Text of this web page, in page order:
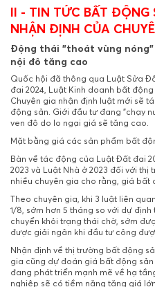
II - TIN TỨC BẤT ĐỘNG
NHẬN ĐỊNH CỦA
Động thái "thoát vùng
nội đô tăng cao
Quốc hội đã thông qua Luật Sửa
đai 2024, Luật Kinh doanh bất động
Chuyên gia nhận định luật mới sẽ
động sản. Giới đầu tư đang "chạy
ven đô do lo ngại giá sẽ tăng cao.
Mặt bằng giá các sản phẩm bất
Bàn về tác động của Luật Đất đai
2023 và Luật Nhà ở 2023 đối với thị
nhiều chuyên gia cho rằng, giá bất
Theo chuyên gia, khi 3 luật liên
1/8, sớm hơn 5 tháng so với dự
chuyển khỏi trạng thái chờ, sớm
được giải ngân khi đầu tư công
Nhận định về thị trường bất động
gia cũng dự đoán giá bất động
đang phát triển mạnh mẽ về hạ
nghiệp sẽ có tiềm năng tăng giá